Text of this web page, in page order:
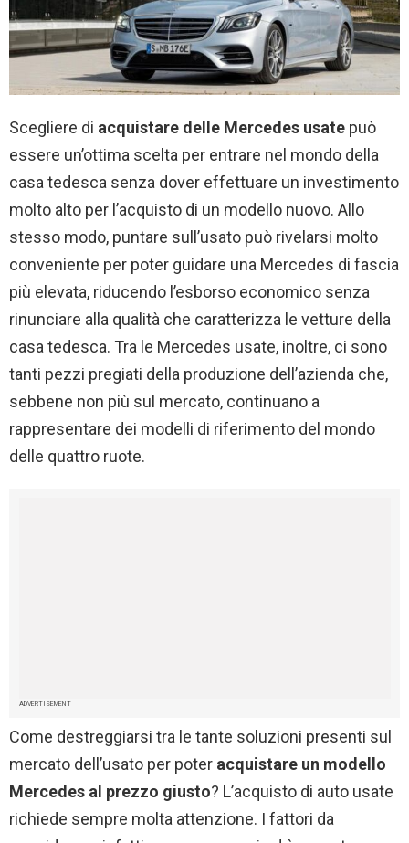
Scegliere di acquistare delle Mercedes usate può
essere un’ottima scelta per entrare nel mondo della
casa tedesca senza dover effettuare un investimento
molto alto per l’acquisto di un modello nuovo. Allo
stesso modo, puntare sull’usato può rivelarsi molto
conveniente per poter guidare una Mercedes di fascia
più elevata, riducendo l’esborso economico senza
rinunciare alla qualità che caratterizza le vetture della
casa tedesca. Tra le Mercedes usate, inoltre, ci sono
tanti pezzi pregiati della produzione dell’azienda che,
sebbene non più sul mercato, continuano a
rappresentare dei modelli di riferimento del mondo
delle quattro ruote.
ADVERTISEMENT
Come destreggiarsi tra le tante soluzioni presenti sul
mercato dell’usato per poter acquistare un modello
Mercedes al prezzo giusto? L’acquisto di auto usate
richiede sempre molta attenzione. I fattori da